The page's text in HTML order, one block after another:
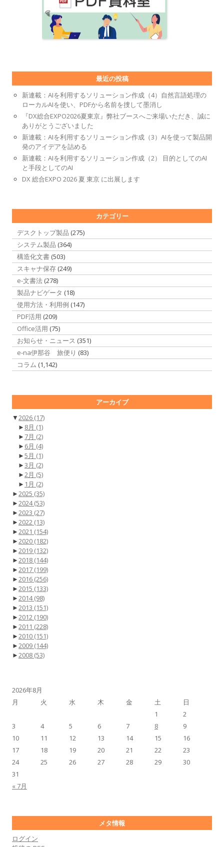
最近の投稿
新連載：AIを利用するソリューション作成（4）自然言語処理の
ローカルAIを使い、PDFから名前を捜して墨消し
『DX総合EXPO2026夏東京』弊社ブースへご来場いただき、誠に
ありがとうございました
新連載：AIを利用するソリューション作成（3）AIを使って製品開
発のアイデアを詰める
新連載：AIを利用するソリューション作成（2） 目的としてのAI
と手段としてのAI
DX 総合EXPO 2026 夏 東京 に出展します
カテゴリー
デスクトップ製品 (275)
システム製品 (364)
構造化文書 (503)
スキャナ保存 (249)
e-文書法 (278)
製品ナビゲータ (18)
使用方法・利用例 (147)
PDF活用 (209)
Office活用 (75)
お知らせ・ニュース (351)
e-na伊那谷 旅便り (83)
コラム (1,142)
アーカイブ
▼2026 (17)
► 8月 (1)
► 7月 (2)
► 6月 (4)
►5月 (1)
►3月 (2)
►2月 (5)
► 1月 (2)
►2025 (35)
►2024(53)
►2023 (27)
►2022 (13)
►2021 (154)
►2020 (182)
►2019 (132)
►2018 (144)
►2017 (199)
►2016 (256)
►2015 (133)
►2014(98)
►2013 (151)
►2012 (190)
►2011 (228)
►2010 (151)
►2009 (144)
►2008 (53)
2026年8月
月
火 水 木 金 土 日
« 7月
1
2
3
4 5 6 7 8
9
10
11 12 13 14 15
16
17
18 19 20 21 22
23
24
25 26 27 28 29
30
31
メタ情報
ログイン